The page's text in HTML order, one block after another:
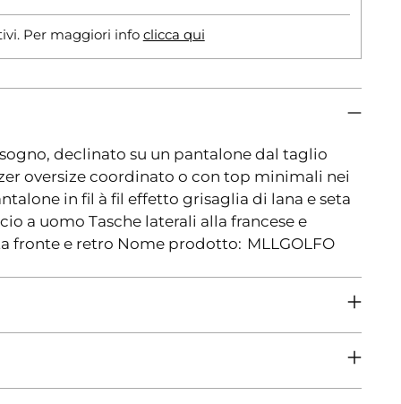
Per maggiori info clicca qui
declinato su un pantalone dal taglio
oversize coordinato o con top minimali nei
in fil à fil effetto grisaglia di lana e seta
a uomo Tasche laterali alla francese e
fronte e retro Nome prodotto: MLLGOLFO